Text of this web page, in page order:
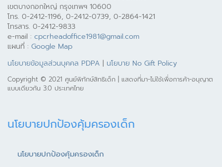
เขตบางกอกใหญ่ กรุงเทพฯ 10600
โทร. 0-2412-1196, 0-2412-0739, 0-2864-1421
โทรสาร. 0-2412-9833
e-mail : cpcrheadoffice1981@gmail.com
แผนที่ : Google Map
นโยบายข้อมูลส่วนบุคคล PDPA | นโยบาย No Gift Policy
Copyright © 2021 ศูนย์พิทักษ์สิทธิเด็ก | แสดงที่มา-ไม่ใช้เพื่อการค้า-อนุญาต
แบบเดียวกัน 3.0 ประเทศไทย
นโยบายปกป้องคุ้มครองเด็ก
นโยบายปกป้องคุ้มครองเด็ก